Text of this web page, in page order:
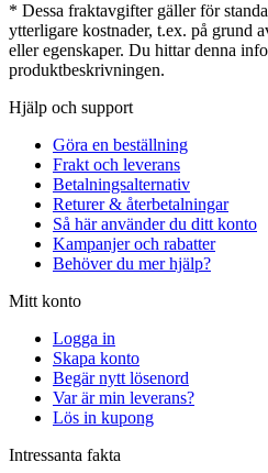
* Dessa fraktavgifter gäller för
ytterligare kostnader, t.ex. på grund
eller egenskaper. Du hittar denna
produktbeskrivningen.
Hjälp och support
Göra en beställning
Frakt och leverans
Betalningsalternativ
Returer & återbetalningar
Så här använder du ditt konto
Kampanjer och rabatter
Behöver du mer hjälp?
Mitt konto
Logga in
Skapa konto
Begär nytt lösenord
Var är min leverans?
Lös in kupong
Intressanta fakta